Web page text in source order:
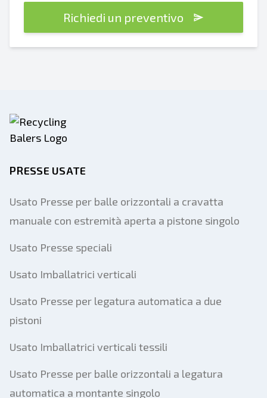
Richiedi un preventivo
PRESSE USATE
Usato Presse per balle orizzontali a cravatta
manuale con estremità aperta a pistone singolo
Usato Presse speciali
Usato Imballatrici verticali
Usato Presse per legatura automatica a due
pistoni
Usato Imballatrici verticali tessili
Usato Presse per balle orizzontali a legatura
automatica a montante singolo